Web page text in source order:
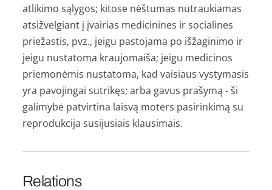
atlikimo sąlygos; kitose nėštumas nutraukiamas
atsižvelgiant į įvairias medicinines ir socialines
priežastis, pvz., jeigu pastojama po išžaginimo ir
jeigu nustatoma kraujomaiša; jeigu medicinos
priemonėmis nustatoma, kad vaisiaus vystymasis
yra pavojingai sutrikęs; arba gavus prašymą - ši
galimybė patvirtina laisvą moters pasirinkimą su
reprodukcija susijusiais klausimais.
Relations